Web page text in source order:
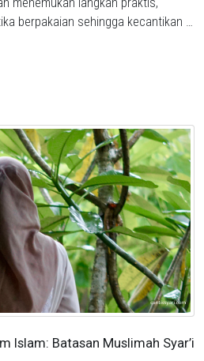
berpakaian sehingga kecantikan …
Islam: Batasan Muslimah Syar’i